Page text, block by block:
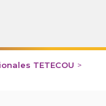
TETECOU >